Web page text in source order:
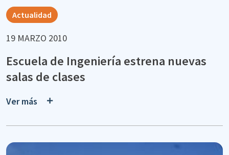
Actualidad
19 MARZO 2010
Escuela de Ingeniería estrena nuevas
salas de clases
Ver más